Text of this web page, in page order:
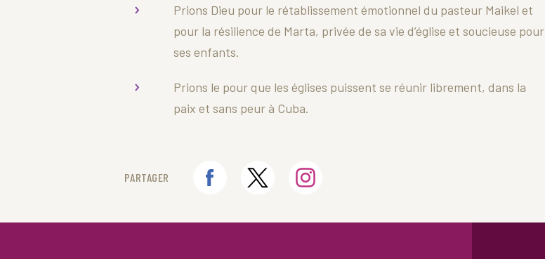
Prions Dieu pour le rétablissement émotionnel du pasteur Maikel et
pour la résilience de Marta, privée de sa vie d’église et soucieuse pour
ses enfants.
Prions le pour que les églises puissent se réunir librement, dans la
paix et sans peur à Cuba.
PARTAGER